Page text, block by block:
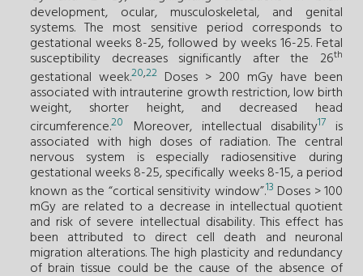
development, ocular, musculoskeletal, and genital
systems. The most sensitive period corresponds to
gestational weeks 8-25, followed by weeks 16-25. Fetal
susceptibility decreases significantly after the 26th
gestational week.20,22 Doses > 200 mGy have been
associated with intrauterine growth restriction, low birth
weight, shorter height, and decreased head
circumference.20 Moreover, intellectual disability17 is
associated with high doses of radiation. The central
nervous system is especially radiosensitive during
gestational weeks 8-25, specifically weeks 8-15, a period
known as the “cortical sensitivity window”.13 Doses > 100
mGy are related to a decrease in intellectual quotient
and risk of severe intellectual disability. This effect has
been attributed to direct cell death and neuronal
migration alterations. The high plasticity and redundancy
of brain tissue could be the cause of the absence of